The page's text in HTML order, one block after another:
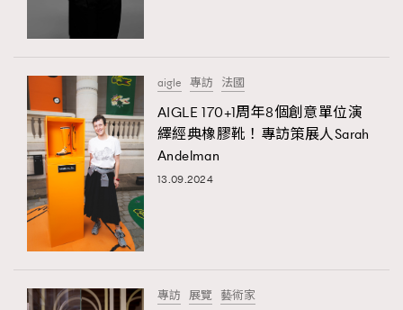
時裝心理學
煲劇日常 334
玩物壯志 1
(nmg.com.hk/privacy) 閱讀本公司的私隱政策聲明。
aigle 專訪 法國
AIGLE 170+1周年8個創意單位演
繹經典橡膠靴！專訪策展人Sarah
Andelman
13.09.2024
專訪 展覽 藝術家